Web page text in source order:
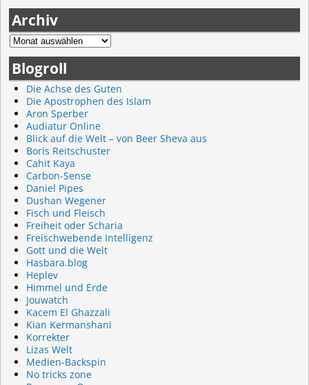
Archiv
Blogroll
Die Achse des Guten
Die Apostrophen des Islam
Aron Sperber
Audiatur Online
Blick auf die Welt – von Beer Sheva aus
Boris Reitschuster
Cahit Kaya
Carbon-Sense
Daniel Pipes
Dushan Wegener
Fisch und Fleisch
Freiheit oder Scharia
Freischwebende Intelligenz
Gott und die Welt
Hasbara.blog
Heplev
Himmel und Erde
Jouwatch
Kacem El Ghazzali
Kian Kermanshani
Korrekter
Lizas Welt
Medien-Backspin
No tricks zone